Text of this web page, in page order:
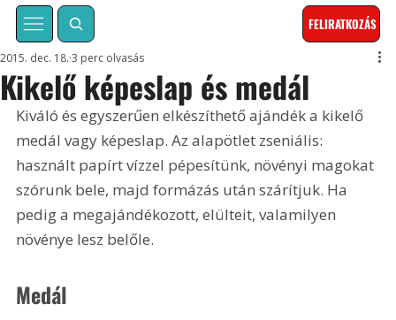
FELIRATKOZÁS
Kikelő képeslap és medál
2015. dec. 18. 3 perc olvasás
Kiváló és egyszerűen elkészíthető ajándék a kikelő
medál vagy képeslap. Az alapötlet zseniális:
használt papírt vízzel pépesítünk, növényi magokat
szórunk bele, majd formázás után szárítjuk. Ha
pedig a megajándékozott, elülteit, valamilyen
növénye lesz belőle.
Medál